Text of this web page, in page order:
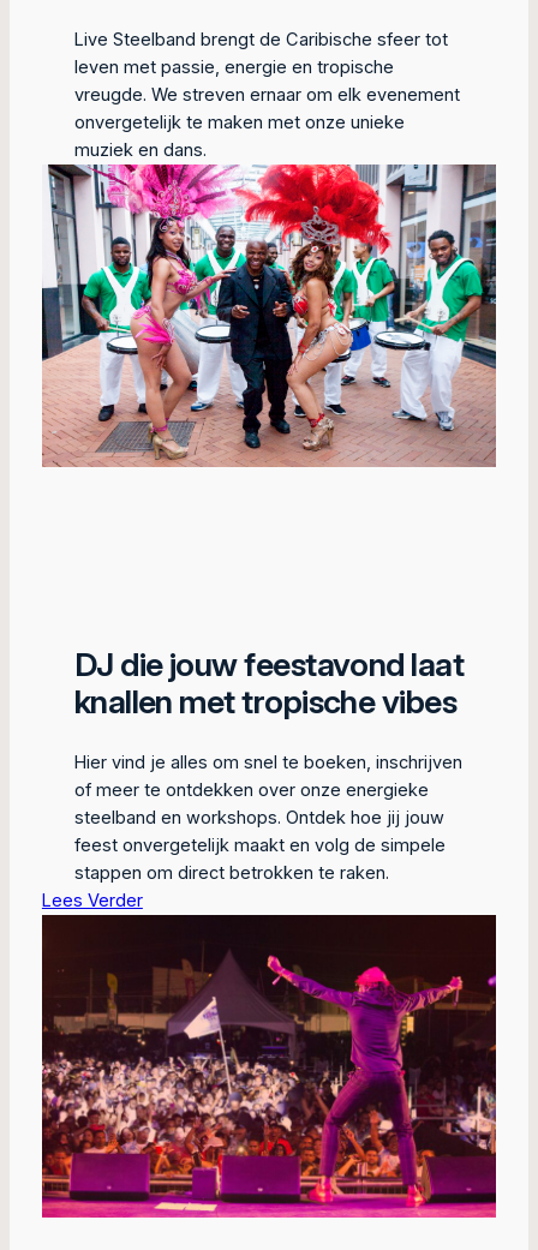
Live Steelband brengt de Caribische sfeer tot
leven met passie, energie en tropische
vreugde. We streven ernaar om elk evenement
onvergetelijk te maken met onze unieke
muziek en dans.
DJ die jouw feestavond laat
knallen met tropische vibes
Hier vind je alles om snel te boeken, inschrijven
of meer te ontdekken over onze energieke
steelband en workshops. Ontdek hoe jij jouw
feest onvergetelijk maakt en volg de simpele
stappen om direct betrokken te raken.
Lees Verder